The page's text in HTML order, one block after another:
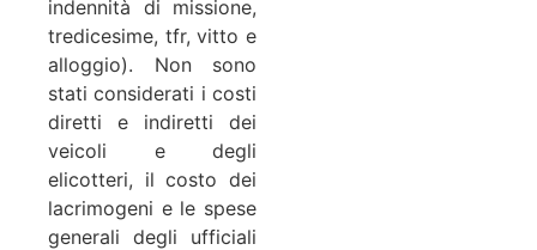
indennità di missione,
tredicesime, tfr, vitto e
alloggio). Non sono
stati considerati i costi
diretti e indiretti dei
veicoli e degli
elicotteri, il costo dei
lacrimogeni e le spese
generali degli ufficiali